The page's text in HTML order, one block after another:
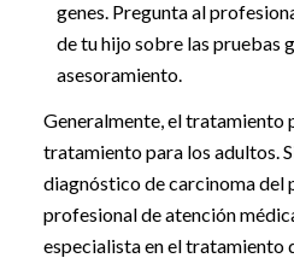
genes. Pregunta al
de tu hijo sobre las pruebas
asesoramiento.
Generalmente, el tratamiento
tratamiento para los adultos.
diagnóstico de carcinoma del
profesional de atención
especialista en el tratamiento